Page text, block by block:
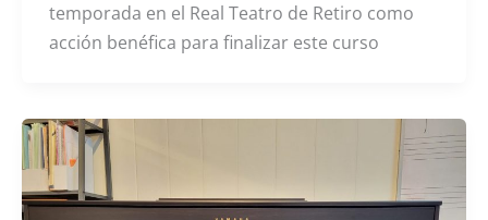
temporada en el Real Teatro de Retiro como
acción benéfica para finalizar este curso